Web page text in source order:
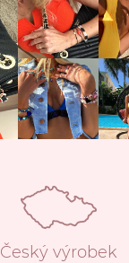
Český výrobek